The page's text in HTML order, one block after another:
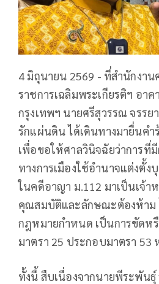
4 มิถุนายน 2569 - ที่สำนักงา
ราชการเฉลิมพระเกียรติฯ อา
กรุงเทพฯ นายศรีสุวรรณ จรรย
รักแผ่นดิน ได้เดินทางมายื่นคำ
เพื่อขอให้ศาลวินิจฉัยว่าการที่
ทางการเมืองใช้อำนาจแต่งตั้ง
ในคดีอาญา ม.112 มาเป็นเจ้า
คุณสมบัติและลักษณะต้องห้าม
กฎหมายกำหนด เป็นการขัดห
มาตรา 25 ประกอบมาตรา 53
ทั้งนี้ สืบเนื่องจากนายพีระพันธุ์